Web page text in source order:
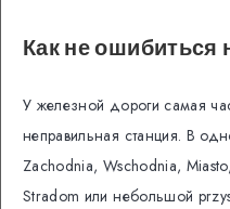
Как не ошибиться
У железной дороги самая
неправильная станция. В
Zachodnia, Wschodnia,
Stradom или небольшой